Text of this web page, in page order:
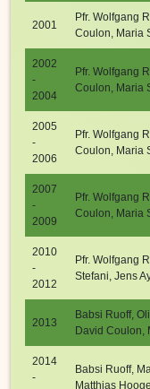
2001
Pfr. Wolfgang
Coulon, Maria
2002
-
2004
Pfr. Wolfgang
Coulon, Maria
2005
-
2006
Pfr. Wolfgang
Coulon, Maria
2007
-
2009
Pfr. Wolfgang
Coulon, Maria
2010
-
2012
Pfr. Wolfgang
Stefani, Jens
2013
Babsi Ruoff,
David Coulon,
2014
-
Babsi Ruoff,
Matthias Hooge